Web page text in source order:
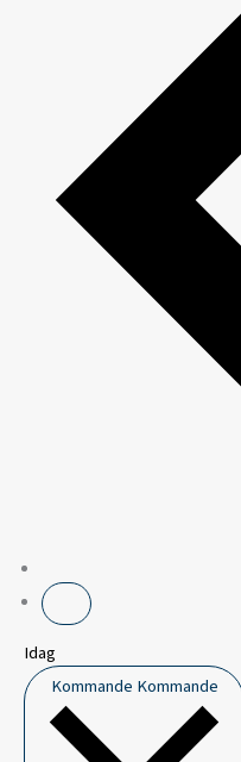
Idag
Kommande Kommande